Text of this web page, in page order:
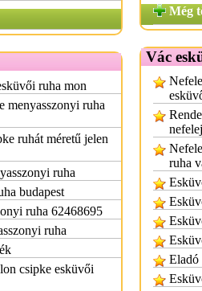
ruha mon
menyasszonyi ruha
ruhát méretű jelen
ruha
budapest
ruha 62468695
ruha
csipke esküvői
Még
Vác
ruha
Eladó